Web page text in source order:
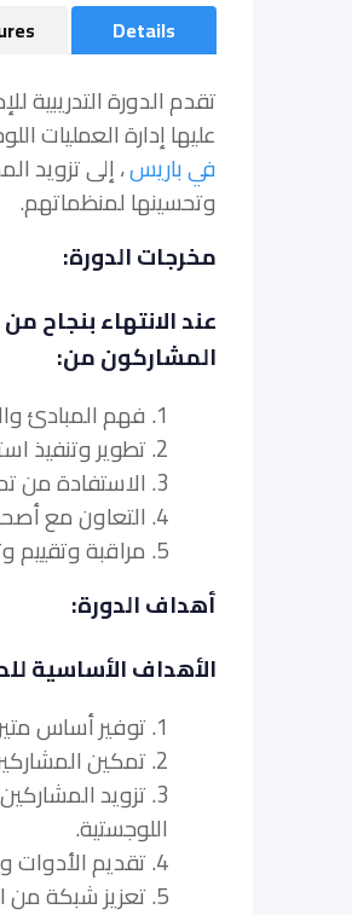
Details
تقدم الدورة التدريبية
عليها إدارة العمليات
في باريس، إلى تزويد
وتحسينها لمنظماتهم.
مخرجات الدورة:
عند الانتهاء بنجاح من
المشاركون من:
1. فهم المبادئ والمكونات الرئيسية للإدارة اللوجستية الاستراتيجية.
2. تطوير وتنفيذ استراتيجيات لوجستية فعالة لمنظماتهم.
3. الاستفادة من تحليلات التكنولوجيا والبيانات لتحسين العمليات اللوجستية.
4. التعاون مع أصحاب المصلحة لتحقيق الأهداف اللوجستية الاستراتيجية.
5. مراقبة وتقييم وتحسين الأداء اللوجستي داخل مؤسساتهم.
أهداف الدورة:
الأهداف الأساسية
1. توفير أساس متين في نظرية وممارسة الإدارة اللوجستية الاستراتيجية.
2. تمكين المشاركين من تصميم وتنفيذ استراتيجيات لوجستية تتماشى مع أهداف منظماتهم وأهدافها.
3. تزويد
اللوجستية.
4. تقديم الأدوات والتقنيات العملية للتعاون الفعال بين أصحاب المصلحة والتواصل في إدارة اللوجستيات.
5. تعزيز شبكة من المهنيين الملتزمين بتعزيز الإدارة اللوجستية الاستراتيجية داخل مؤسساتهم.